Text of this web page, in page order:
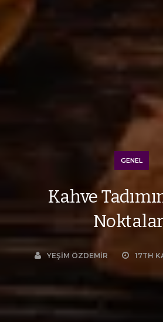
GENEL
Kahve
YEŞIM ÖZDEMIR 17TH